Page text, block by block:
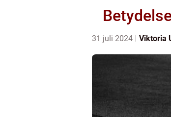
31 juli 2024 Viktoria